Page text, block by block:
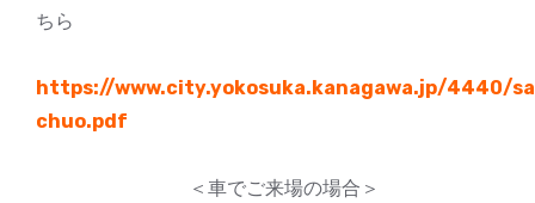
ちら
https://www.city.yokosuka.kanagawa.jp/4440/
chuo.pdf
＜車でご来場の場合＞